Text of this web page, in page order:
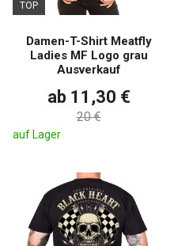
TOP
Damen-T-Shirt Meatfly
Ladies MF Logo grau
Ausverkauf
ab 11,30 €
20 €
auf Lager